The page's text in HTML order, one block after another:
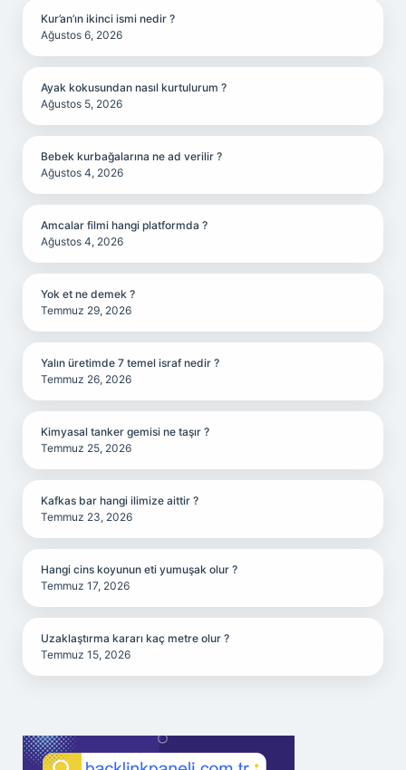
Kur’an’ın ikinci ismi nedir ?
Ağustos 6, 2026
Ayak kokusundan nasıl kurtulurum ?
Ağustos 5, 2026
Bebek kurbağalarına ne ad verilir ?
Ağustos 4, 2026
Amcalar filmi hangi platformda ?
Ağustos 4, 2026
Yok et ne demek ?
Temmuz 29, 2026
Yalın üretimde 7 temel israf nedir ?
Temmuz 26, 2026
Kimyasal tanker gemisi ne taşır ?
Temmuz 25, 2026
Kafkas bar hangi ilimize aittir ?
Temmuz 23, 2026
Hangi cins koyunun eti yumuşak olur ?
Temmuz 17, 2026
Uzaklaştırma kararı kaç metre olur ?
Temmuz 15, 2026